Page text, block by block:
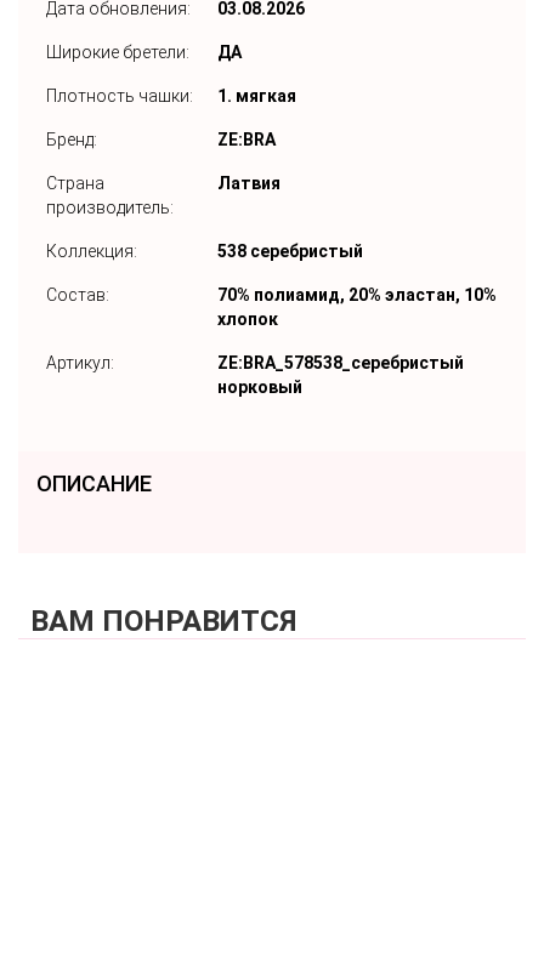
Дата обновления: 03.08.2026
Широкие бретели: ДА
Плотность чашки: 1. мягкая
Бренд: ZE:BRA
Страна
производитель:
Латвия
Коллекция: 538 серебристый
Состав:
70% полиамид, 20% эластан, 10%
хлопок
Артикул:
ZE:BRA_578538_серебристый
норковый
ОПИСАНИЕ
ВАМ ПОНРАВИТСЯ